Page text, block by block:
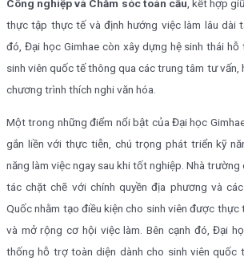
Công nghiệp và Chăm sóc toàn cầu , kết hợp
thực tập thực tế và định hướng việc làm lâu dài
đó, Đại học Gimhae còn xây dựng hệ sinh thái
sinh viên quốc tế thông qua các trung tâm tư vấn,
chương trình thích nghi văn hóa.
Một trong những điểm nổi bật của Đại học
gắn liền với thực tiễn, chú trọng phát triển kỹ
năng làm việc ngay sau khi tốt nghiệp. Nhà trường
tác chặt chẽ với chính quyền địa phương và
Quốc nhằm tạo điều kiện cho sinh viên được
và mở rộng cơ hội việc làm. Bên cạnh đó, Đại
thống hỗ trợ toàn diện dành cho sinh viên quốc